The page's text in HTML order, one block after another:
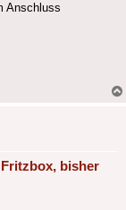
Anschluss
bisher